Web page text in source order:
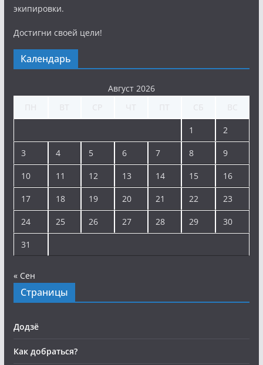
экипировки.
Достигни своей цели!
Календарь
Август 2026
1 2
3 4 5 6 7 8 9
10 11 12 13 14 15 16
17 18 19 20 21 22 23
24 25 26 27 28 29 30
31
« Сен
Страницы
Додзё
Как добраться?